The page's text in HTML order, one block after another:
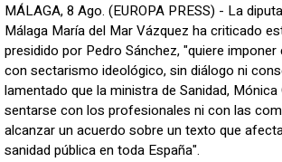
MÁLAGA, 8 Ago. (EUROPA PRESS) - La
Málaga María del Mar Vázquez ha criticado
presidido por Pedro Sánchez, "quiere
con sectarismo ideológico, sin diálogo ni
lamentado que la ministra de Sanidad,
sentarse con los profesionales ni con las
alcanzar un acuerdo sobre un texto que
sanidad pública en toda España".